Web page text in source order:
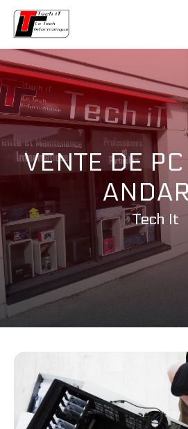
VENTE DE
Tech It
Panneau de gestion des cookies